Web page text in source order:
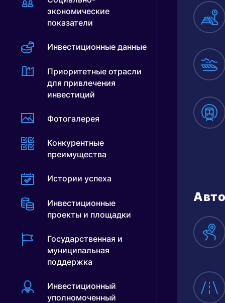
экономические
показатели
Инвестиционные данные
Приоритетные отрасли
для привлечения
инвестиций
Фотогалерея
Конкурентные
преимущества
Истории успеха
Инвестиционные
проекты и площадки
Государственная и
муниципальная
поддержка
Инвестиционный
уполномоченный